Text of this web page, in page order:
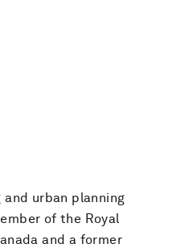
and urban planning
of the Royal
and a former